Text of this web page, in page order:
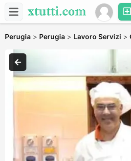
Perugia > Perugia > Lavoro Servizi >